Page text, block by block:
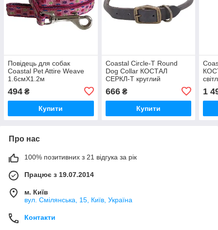
Повідець для собак
Coastal Pet Attire Weave
1.6смХ1.2м
494 ₴
Купити
Coastal Circle-T Round
Dog Collar КОСТАЛ
СЕРКЛ-Т круглий
шкіряний нашийник для
собак, 1.2х50 см
666₴
Купити
1
Про нас
100% позитивних з 21 відгука за рік
Працює з 19.07.2014
м. Київ
вул. Смілянська, 15, Київ, Україна
Контакти